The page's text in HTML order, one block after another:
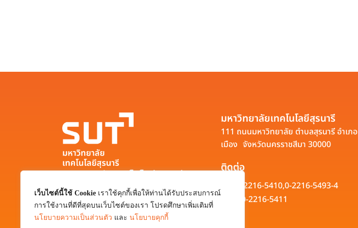
เว็บไซต์นี้ใช้ Cookie เราใช้คุกกี้เพื่อให้ท่านได้รับประสบการณ์
การใช้งานที่ดีที่สุดบนเว็บไซต์ของเรา โปรดศึกษาเพิ่มเติมที่
นโยบายความเป็นส่วนตัว และ นโยบายคุกกี้
มหาวิทยาลัยเทคโนโลยีสุรนารี
111 ถนนมหาวิทยาลัย ตำบลสุรนารี อำเภอ
เมือง จังหวัดนครราชสีมา 30000
0-4422-3000
มหาวิทยาลัยเทคโนโลยีสุรนารี
111 ถนนมหาวิทยาลัย ตำบลสุรนารี อำเภอ
เมือง จังหวัดนครราชสีมา 30000
ติดต่อ
0-2216-5410,0-2216-5493-4
0-2216-5411